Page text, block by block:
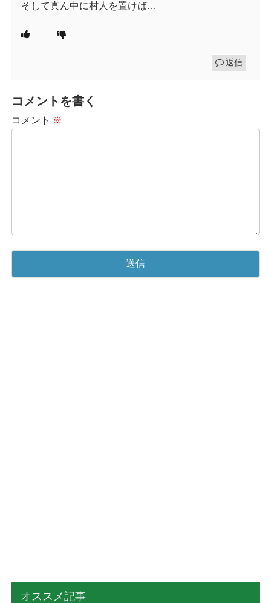
そして真ん中に村人を置けば…
返信
コメントを書く
コメント ※
オススメ記事